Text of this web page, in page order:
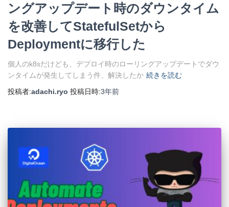
ングアップデート時のダウンタイム
を改善してStatefulSetから
Deploymentに移行した
個人のk8sだけども、デプロイ時のローリングアップデートでダウ
ンタイムが発生してしまう件、解決したか 続きを読む
投稿者:adachi.ryo 投稿日時:3年前